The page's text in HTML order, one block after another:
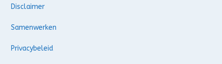
Disclaimer
Samenwerken
Privacybeleid